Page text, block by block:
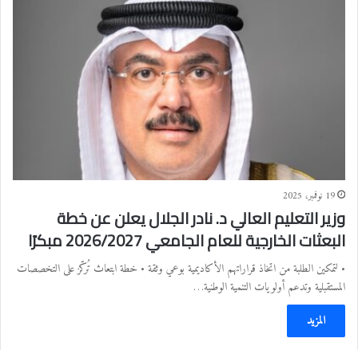
19 نوفمبر، 2025
وزير التعليم العالي د. نادر الجلال يعلن عن خطة
البعثات الخارجية للعام الجامعي 2026/2027 مبكرًا
• لتمكين الطلبة من اتخاذ قراراتهم الأكاديمية بوعي وثقة • خطة ابتعاث تُركّز على التخصصات
المستقبلية وتدعم أولويات التنمية الوطنية…
المزيد